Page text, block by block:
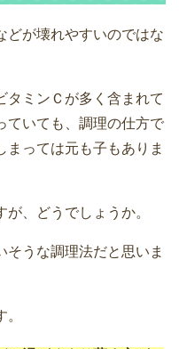
どが壊れやすいのではな
タミンＣが多く含まれて
ていても、調理の仕方で
っては元も子もありま
、どうでしょうか。
そうな調理法だと思いま